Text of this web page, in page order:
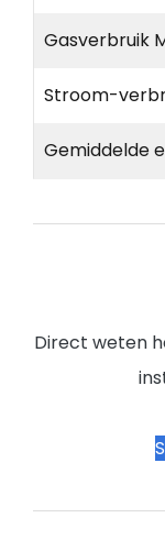
Gasverbruik
Stroom-
Gemiddelde
Direct weten